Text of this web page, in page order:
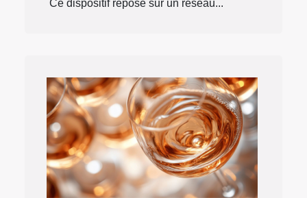
Ce dispositif repose sur un réseau...